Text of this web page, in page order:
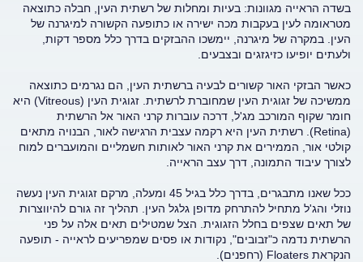
בשדה הראייה מגוונות: בעיות ומחלות של רשתית העין, חבלה כתוצאה
מטראומה לעין בעקבות מכה ישירה או כתופעה הקשורה למיגרנה של
העין. במקרה של מיגרנה, יימשכו ההבזקים בדרך כלל מספר דקות,
ולעתים יופיעו כזיגזגים ובצבעים.
כאשר הבזקי האור קשורים לבעיה ברשתית העין, הם נגרמים כתוצאה
ממשיכה של זגוגית העין שמחוברת לרשתית. זגוגית העין (Vitreous) היא
חומר שקוף המורכב מג'ל, דרכה עוברות קרני האור אל הרשתית
(Retina). רשתית העין היא רקמה עצבית הרגישה לאור, הבנויה מתאים
קולטי אור, הממירים את קרני האור לאותות חשמליים והמועברים למוח
לצורך עיבוד התמונה, דרך עצב הראייה.
ככל שאנו מתבגרים, בדרך כלל בגיל 45 ומעלה, מרקם זגוגית העין נעשה
נוזלי והג'ל מתחיל להתרחק מדופן גלגל העין. תהליך זה גורם להיווצרות
של תאים שצפים בחלל הזגוגית. הצל שמטילים תאים אלה על פני
הרשתית נדמה כ"זבובים", נקודות או פסים שמפריעים לראייה - תופעה
הנקראת Floaters (רחפנים).